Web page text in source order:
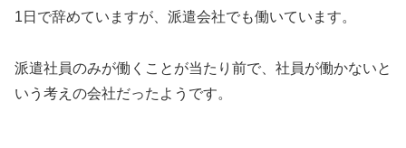
1日で辞めていますが、派遣会社でも働いています。
派遣社員のみが働くことが当たり前で、社員が働かないと
いう考えの会社だったようです。